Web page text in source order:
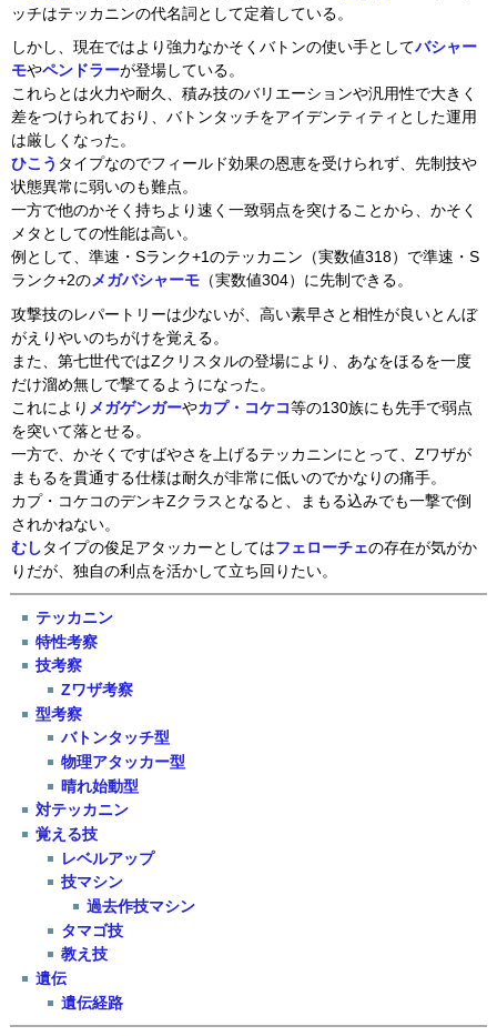
ッチはテッカニンの代名詞として定着している。
しかし、現在ではより強力なかそくバトンの使い手としてバシャー
モやペンドラーが登場している。
これらとは火力や耐久、積み技のバリエーションや汎用性で大きく
差をつけられており、バトンタッチをアイデンティティとした運用
は厳しくなった。
ひこう タイプなのでフィールド効果の恩恵を受けられず、先制技や
状態異常に弱いのも難点。
一方で他のかそく持ちより速く一致弱点を突けることから、かそく
メタとしての性能は高い。
例として、準速・Sランク+1のテッカニン（実数値318）で準速・S
ランク+2のメガバシャーモ （実数値304）に先制できる。
攻撃技のレパートリーは少ないが、高い素早さと相性が良いとんぼ
がえりやいのちがけを覚える。
また、第七世代ではZクリスタルの登場により、あなをほるを一度
だけ溜め無しで撃てるようになった。
これにより メガゲンガーやカプ・コケコ等の130族にも先手で弱点
を突いて落とせる。
一方で、かそくですばやさを上げるテッカニンにとって、Zワザが
まもるを貫通する仕様は耐久が非常に低いのでかなりの痛手。
カプ・コケコのデンキZクラスとなると、まもる込みでも一撃で倒
されかねない。
むし タイプの俊足アタッカーとしてはフェローチェの存在が気がか
りだが、独自の利点を活かして立ち回りたい。
テッカニン
特性考察
技考察
Zワザ考察
型考察
バトンタッチ型
物理アタッカー型
晴れ始動型
対テッカニン
覚える技
レベルアップ
技マシン
過去作技マシン
タマゴ技
教え技
遺伝
遺伝経路